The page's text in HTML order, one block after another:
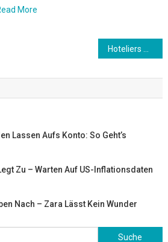
More
Lassen Aufs Konto: So Geht’s
Zu – Warten Auf US-Inflationsdaten
Nach – Zara Lässt Kein Wunder
Suche